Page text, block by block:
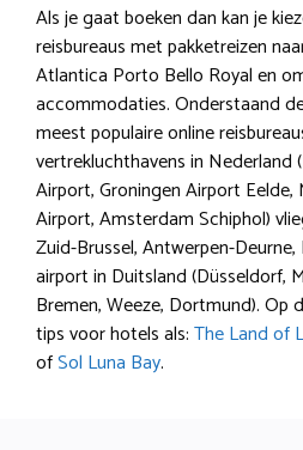
Als je gaat boeken dan kan je
reisbureaus met pakketreizen
Atlantica Porto Bello Royal en
accommodaties. Onderstaand
meest populaire online
vertrekluchthavens in
Airport, Groningen Airport
Airport, Amsterdam Schiphol)
Zuid-Brussel, Antwerpen-
airport in Duitsland (Düsseldorf,
Bremen, Weeze, Dortmund). Op
tips voor hotels als:The Land of
ofSol Luna Bay.